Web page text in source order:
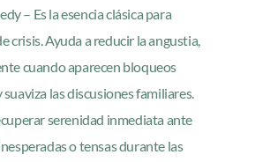
– Es la esencia clásica para
crisis. Ayuda a reducir la angustia,
cuando aparecen bloqueos
las discusiones familiares.
serenidad inmediata ante
o tensas durante las